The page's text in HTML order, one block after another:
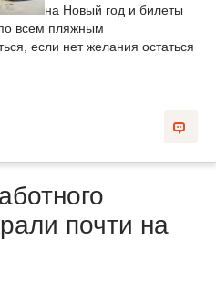
на Новый год и билеты
всем пляжным
если нет желания остаться
почти на